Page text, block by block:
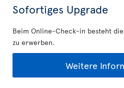
Sofortiges Upgrade
Beim Online-Check-in besteht
zu erwerben.
Weitere